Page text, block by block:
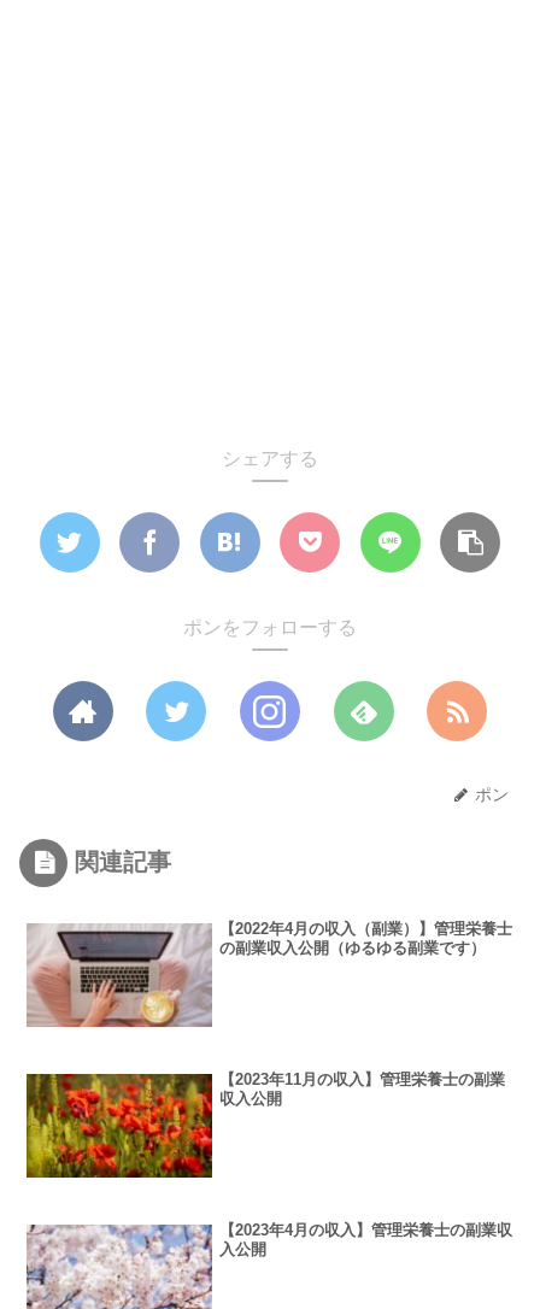
シェアする
ポンをフォローする
ポン
関連記事
【2022年4月の収入（副業）】管理栄養士
の副業収入公開（ゆるゆる副業です）
【2023年11月の収入】管理栄養士の副業
収入公開
【2023年4月の収入】管理栄養士の副業収
入公開